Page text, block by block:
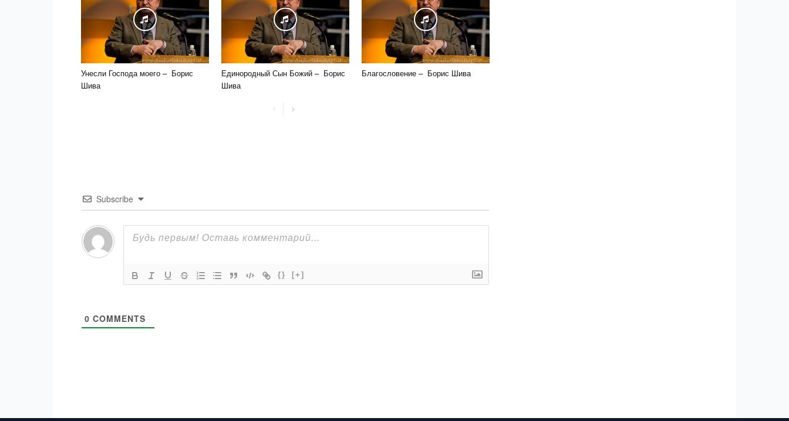
Унесли Господа моего – Борис
Шива
Единородный Сын Божий – Борис
Шива
Благословение – Борис Шива
Subscribe
{} [+]
0 COMMENTS